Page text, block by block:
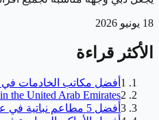
18 يونيو 2026
الأكثر قراءة
1 أفضل مكاتب الخادمات في دبي
2
the United Arab Emirates
3 أفضل 5 مطاعم نباتية في عجمان